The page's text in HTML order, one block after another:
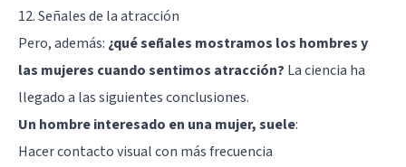
12. Señales de la atracción
Pero, además: ¿qué señales mostramos los hombres y
las mujeres cuando sentimos atracción? La ciencia ha
llegado a las siguientes conclusiones.
Un hombre interesado en una mujer, suele:
Hacer contacto visual con más frecuencia